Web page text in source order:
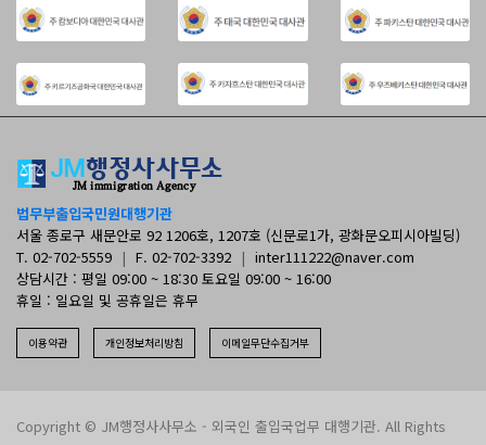
법무부출입국민원대행기관
서울 종로구 새문안로 92 1206호, 1207호 (신문로1가, 광화문오피시아빌딩)
T. 02-702-5559 | F. 02-702-3392 | inter111222@naver.com
상담시간 : 평일 09:00 ~ 18:30 토요일 09:00 ~ 16:00
휴일 : 일요일 및 공휴일은 휴무
이용약관 개인정보처리방침 이메일무단수집거부
Copyright © JM행정사사무소 - 외국인 출입국업무 대행기관. All Rights